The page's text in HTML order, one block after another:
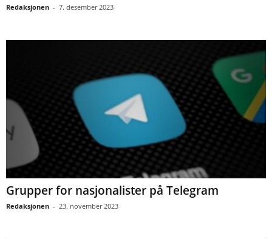
Redaksjonen - 7. desember 2023
Grupper for nasjonalister på Telegram
Redaksjonen - 23. november 2023